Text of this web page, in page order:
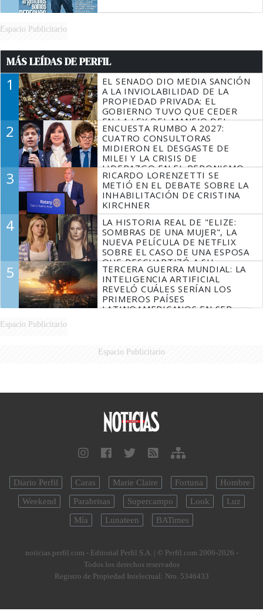
Espacio Publicitario
MÁS LEÍDAS DE PERFIL
1
EL SENADO DIO MEDIA SANCIÓN
A LA INVIOLABILIDAD DE LA
PROPIEDAD PRIVADA: EL
GOBIERNO TUVO QUE CEDER
EN LA LEY DEL MANEJO DEL
FUEGO
2
ENCUESTA RUMBO A 2027:
CUATRO CONSULTORAS
MIDIERON EL DESGASTE DE
MILEI Y LA CRISIS DE
LIDERAZGO EN EL PERONISMO
3
RICARDO LORENZETTI SE
METIÓ EN EL DEBATE SOBRE LA
INHABILITACIÓN DE CRISTINA
KIRCHNER
4
LA HISTORIA REAL DE "ELIZE:
SOMBRAS DE UNA MUJER", LA
NUEVA PELÍCULA DE NETFLIX
SOBRE EL CASO DE UNA ESPOSA
QUE DESCUARTIZÓ A SU
MARIDO
5
TERCERA GUERRA MUNDIAL: LA
INTELIGENCIA ARTIFICIAL
REVELÓ CUÁLES SERÍAN LOS
PRIMEROS PAÍSES
LATINOAMERICANOS EN SER
Espacio Publicitario
Espacio Publicitario
Diario Perfil Caras Marie Claire Fortuna
Hombre
Weekend
Parabrisas Supercampo Look
Luz
Mía
Lunateen BATimes
noticias.perfil.com - Editorial Perfil S.A. | © Perfil.com 2006-2026 -
Todos los derechos reservados
Registro de Propiedad Intelectual: Nro. 5346433